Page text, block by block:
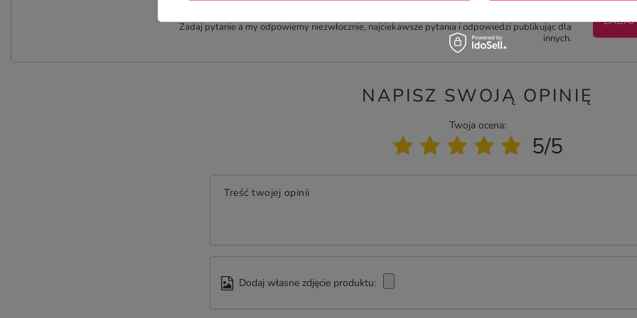
Potrzebujesz pomocy? Masz pytania?
Zadaj pytanie a my odpowiemy niezwłocznie, najciekawsze pytania i odpowiedzi publikując dla
innych.
ZADAJ
NAPISZ SWOJĄ OPINIĘ
Twoja ocena:
5/5
Treść twojej opinii
Dodaj własne zdjęcie produktu: